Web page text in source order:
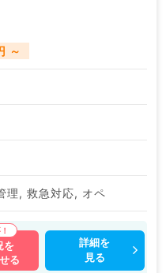
～
理, 救急対応, オペ
を
る
詳細を
見る